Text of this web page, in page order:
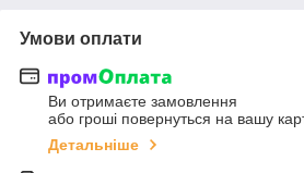
Умови оплати
Ви отримаєте замовлення
або гроші повернуться на вашу
Детальніше